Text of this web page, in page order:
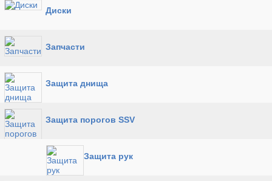
Диски
Запчасти
Защита днища
Защита порогов SSV
Защита рук